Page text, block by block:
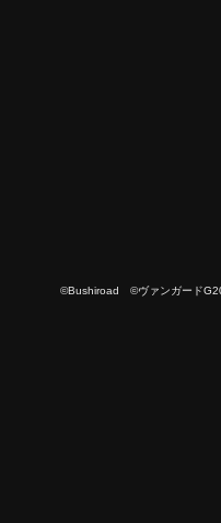
©Bushiroad ©ヴァンガード